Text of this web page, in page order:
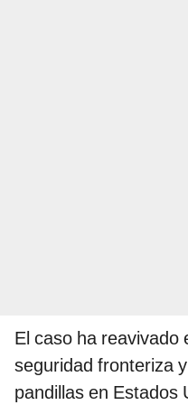
El caso ha reavivado
seguridad fronteriza
pandillas en Estados